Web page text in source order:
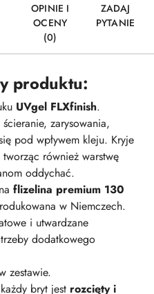
OPINIE I
OCENY
(0)
ZADAJ
PYTANIE
produktu:
UVgel FLXfinish.
zarysowania,
pod wpływem kleju. Kryje
również warstwę
oddychać.
flizelina premium 130
w Niemczech.
i utwardzane
dodatkowego
zestawie.
bryt jest rozcięty i